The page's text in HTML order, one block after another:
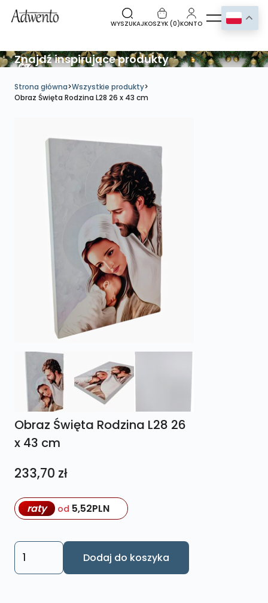
WYSZUKAJKOSZYK (0)KONTO
Znajdź inspirujące produkty
Strona główna>Wszystkie produkty>
Obraz Święta Rodzina L28 26 x 43 cm
Obraz Święta Rodzina L28 26
x 43 cm
233,70 zł
raty od 5,52PLN
ilość
Obraz
Dodaj do koszyka